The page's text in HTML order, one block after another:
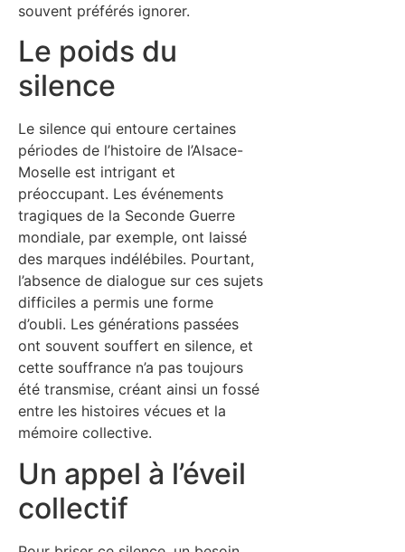
souvent préférés ignorer.
Le poids du
silence
Le silence qui entoure certaines
périodes de l’histoire de l’Alsace-
Moselle est intrigant et
préoccupant. Les événements
tragiques de la Seconde Guerre
mondiale, par exemple, ont laissé
des marques indélébiles. Pourtant,
l’absence de dialogue sur ces sujets
difficiles a permis une forme
d’oubli. Les générations passées
ont souvent souffert en silence, et
cette souffrance n’a pas toujours
été transmise, créant ainsi un fossé
entre les histoires vécues et la
mémoire collective.
Un appel à l’éveil
collectif